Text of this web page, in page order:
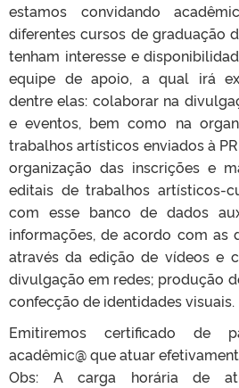
estamos convidando
diferentes cursos de graduação
tenham interesse e
equipe de apoio, a qual irá
dentre elas: colaborar na
e eventos, bem como na
trabalhos artísticos enviados à
organização das inscrições e
editais de trabalhos artísticos-
com esse banco de dados
informações, de acordo com as
através da edição de vídeos e
divulgação em redes; produção
confecção de identidades visuais.
Emitiremos certificado de
acadêmic@ que atuar
Obs: A carga horária de